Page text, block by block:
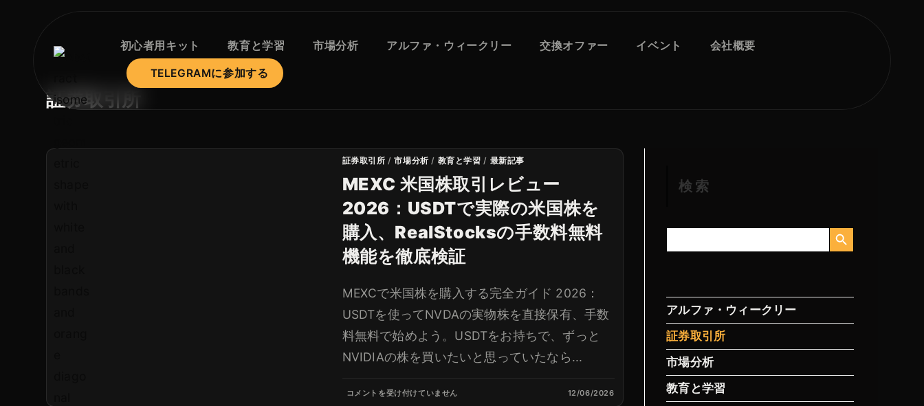
初心者用キット 教育と学習 市場分析 アルファ・ウィークリー 交換オファー イベント 会社概要
TELEGRAMに参加する
証券取引所
証券取引所 /市場分析 / 教育と学習 / 最新記事
MEXC 米国株取引レビュー
2026：USDTで実際の米国株を
購入、RealStocksの手数料無料
機能を徹底検証
MEXCで米国株を購入する完全ガイド 2026：
USDTを使ってNVDAの実物株を直接保有、手数
料無料で始めよう。USDTをお持ちで、ずっと
NVIDIAの株を買いたいと思っていたなら...
コメントを受け付けていません 12/06/2026
検索
検
す
検索ボタン
アルファ・ウィークリー
証券取引所
市場分析
教育と学習